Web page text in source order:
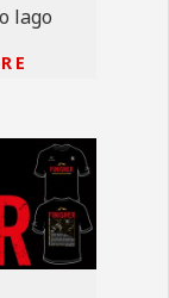
lago